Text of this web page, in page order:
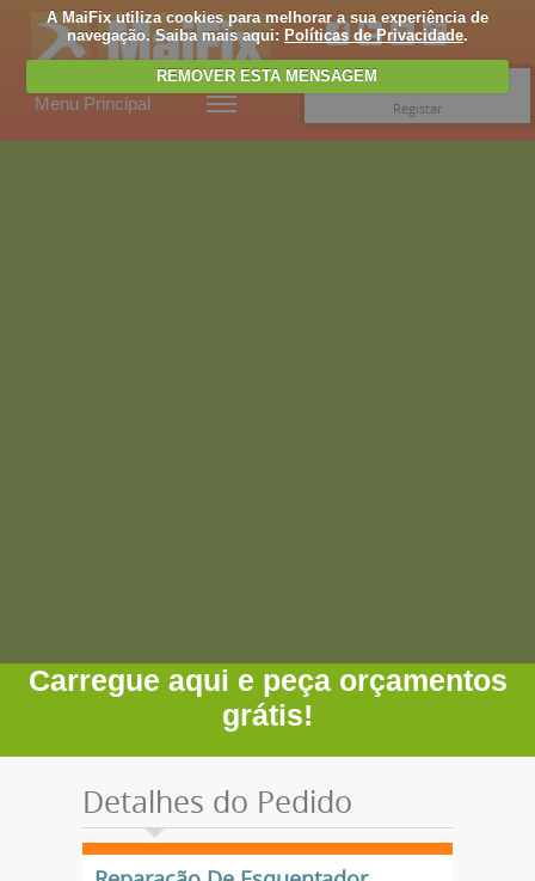
A MaiFix utiliza cookies para melhorar a sua experiência de
navegação. Saiba mais aqui: Políticas de Privacidade.
REMOVER ESTA MENSAGEM
Menu Principal
Registar
Carregue aqui e peça orçamentos
grátis!
Detalhes do Pedido